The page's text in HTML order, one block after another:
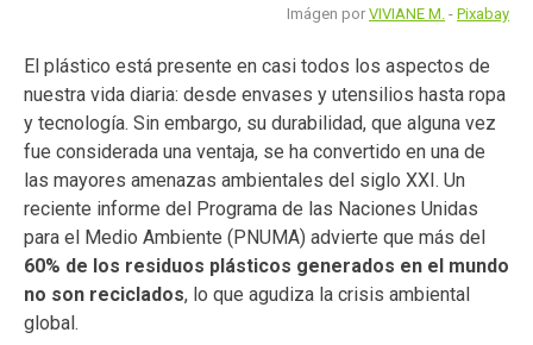
Imágen por VIVIANE M. - Pixabay
El plástico está presente en casi todos los aspectos de
nuestra vida diaria: desde envases y utensilios hasta ropa
y tecnología. Sin embargo, su durabilidad, que alguna vez
fue considerada una ventaja, se ha convertido en una de
las mayores amenazas ambientales del siglo XXI. Un
reciente informe del Programa de las Naciones Unidas
para el Medio Ambiente (PNUMA) advierte que más del
60% de los residuos plásticos generados en el mundo
no son reciclados, lo que agudiza la crisis ambiental
global.